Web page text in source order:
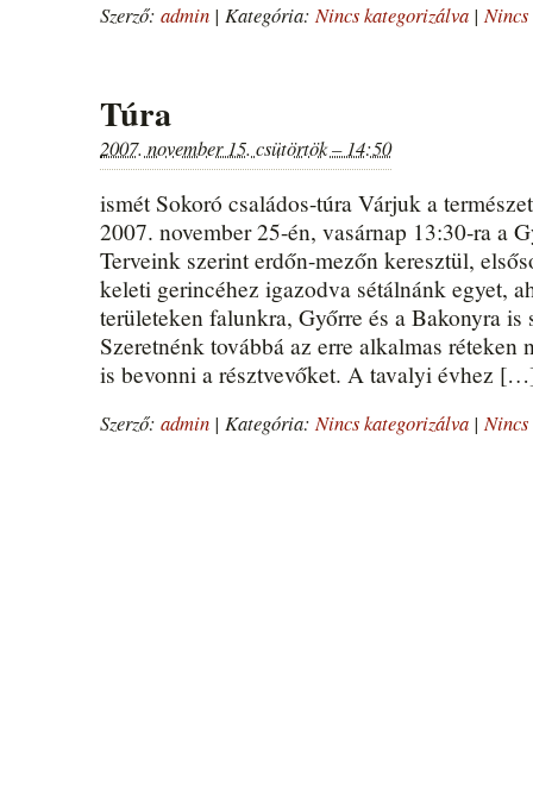
Szerző: admin | Kategória: Nincs kategorizálva | Nincs
Túra
2007. november 15. csütörtök – 14:50
ismét Sokoró családos-túra Várjuk a
2007. november 25-én, vasárnap 13:30-ra a
Terveink szerint erdőn-mezőn keresztül,
keleti gerincéhez igazodva sétálnánk egyet,
területeken falunkra, Győrre és a Bakonyra is
Szeretnénk továbbá az erre alkalmas réteken
is bevonni a résztvevőket. A tavalyi évhez
Szerző: admin | Kategória: Nincs kategorizálva | Nincs